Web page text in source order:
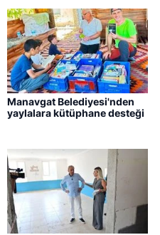
Manavgat Belediyesi'nden
yaylalara kütüphane desteği